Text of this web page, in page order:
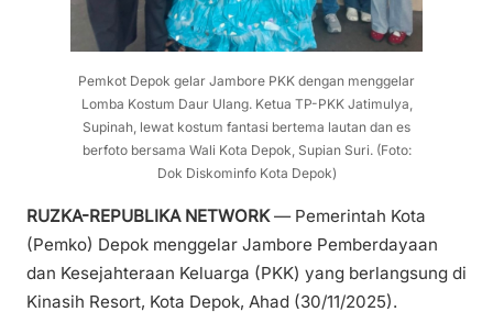
Pemkot Depok gelar Jambore PKK dengan menggelar
Lomba Kostum Daur Ulang. Ketua TP-PKK Jatimulya,
Supinah, lewat kostum fantasi bertema lautan dan es
berfoto bersama Wali Kota Depok, Supian Suri. (Foto:
Dok Diskominfo Kota Depok)
RUZKA-REPUBLIKA NETWORK— Pemerintah Kota
(Pemko) Depok menggelar Jambore Pemberdayaan
dan Kesejahteraan Keluarga (PKK) yang berlangsung di
Kinasih Resort, Kota Depok, Ahad (30/11/2025).